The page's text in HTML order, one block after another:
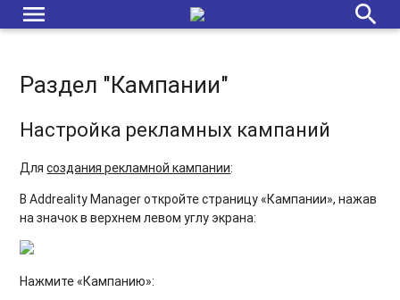
menu search
Раздел "Кампании"
Настройка рекламных кампаний
Длясоздания рекламной кампании:
В Addreality Manager откройте страницу «Кампании», нажав
на значок в верхнем левом углу экрана:
Нажмите «Кампанию»: